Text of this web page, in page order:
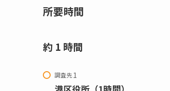
所要時間
約 1 時間
調査先